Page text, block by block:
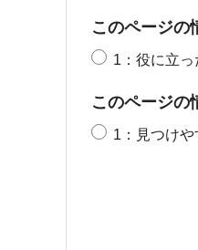
このページの
1：役に立っ
このページの
1：見つけや